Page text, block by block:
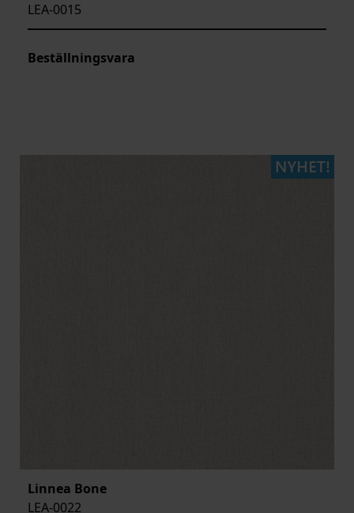
LEA-0015
Beställningsvara
Linnea Bone
LEA-0022